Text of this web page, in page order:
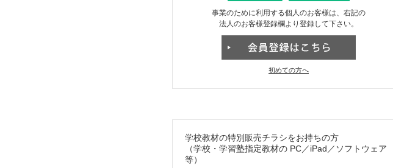
事業のために利用する個人のお客様は、右記の
法人のお客様登録欄より登録して下さい。
初めての方へ
学校教材の特別販売チラシをお持ちの方
（学校・学習塾指定教材の PC／iPad／ソフトウェア
等）